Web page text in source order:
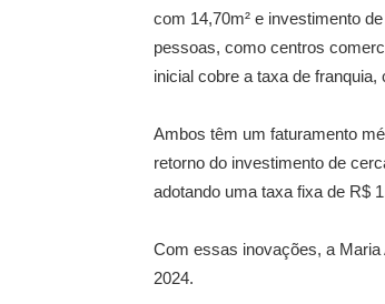
com 14,70m² e investimento
pessoas, como centros
inicial cobre a taxa de
Ambos têm um faturamento
retorno do investimento de
adotando uma taxa fixa de R$
Com essas inovações, a Maria
2024.